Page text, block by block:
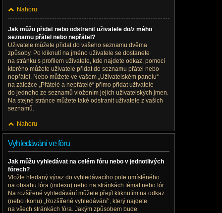
Nahoru
Jak můžu přidat nebo odstranit uživatele do/z mého
seznamu přátel nebo nepřátel?
Uživatele můžete přidat do vašeho seznamu dvěma
způsoby. Po kliknutí na jméno uživatele se dostanete
na stránku s profilem uživatele, kde najdete odkaz, pomocí
kterého můžete uživatele přidat do seznamu přátel nebo
nepřátel. Nebo můžete ve vašem „Uživatelském panelu“
na záložce „Přátelé a nepřátelé“ přímo přidat uživatele
do jednoho ze seznamů vložením jejich uživatelských jmen.
Na stejné stránce můžete také odstranit uživatele z vašich
seznamů.
Nahoru
Vyhledávání ve fóru
Jak můžu vyhledávat na celém fóru nebo v jednotlivých
fórech?
Vložte hledaný výraz do vyhledávacího pole umístěného
na obsahu fóra (indexu) nebo na stránkách témat nebo fór.
Na rozšířené vyhledávání můžete přejít kliknutím na odkaz
(nebo ikonu) „Rozšířené vyhledávání“, který najdete
na všech stránkách fóra. Jakým způsobem bude